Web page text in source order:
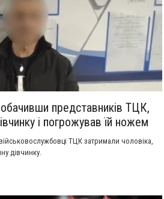
представників ТЦК,
і погрожував їй ножем
ТЦК затримали чоловіка,
дівчинку.